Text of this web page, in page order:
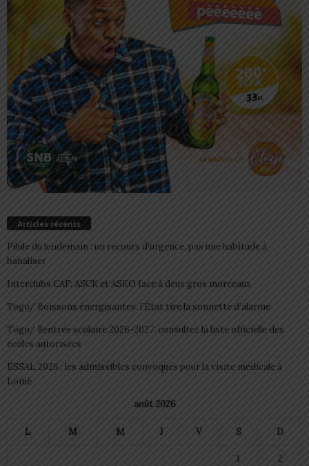
Articles récents
Pilule du lendemain : un recours d’urgence, pas une habitude à
banaliser
Interclubs CAF: ASCK et ASKO face à deux gros morceaux
Togo/ Boissons énergisantes: l’État tire la sonnette d’alarme
Togo/ Rentrée scolaire 2026-2027: consultez la liste officielle des
écoles autorisées
ESSAL 2026 : les admissibles convoqués pour la visite médicale à
Lomé
août 2026
L M M J V S D
1 2